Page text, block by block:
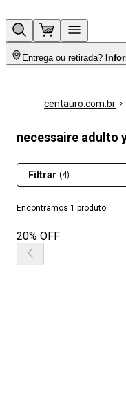
Entrega ou retirada?
centauro.com.br
necessaire adulto
Encontramos 1 produto
Filtrar (4)
20% OFF